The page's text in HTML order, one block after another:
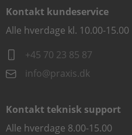
Kontakt kundeservice
Alle hverdage kl. 10.00-15.00
+45 70 23 85 87
info@praxis.dk
Kontakt teknisk support
Alle hverdage 8.00-15.00